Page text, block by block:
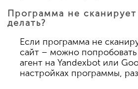
Программа не
делать?
Если программа не
сайт – можно
агент на Yandexbot или
настройках программы,